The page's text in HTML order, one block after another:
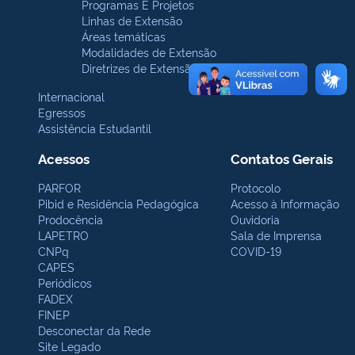
Programas E Projetos
Linhas de Extensão
Áreas temáticas
Modalidades de Extensão
Diretrizes de Extensão
Internacional
Egressos
Assistência Estudantil
Acessos
PARFOR
Pibid e Residência Pedagógica
Prodocência
LAPETRO
CNPq
CAPES
Periódicos
FADEX
FINEP
Desconectar da Rede
Site Legado
Contatos Gerais
Protocolo
Acesso à Informação
Ouvidoria
Sala de Imprensa
COVID-19